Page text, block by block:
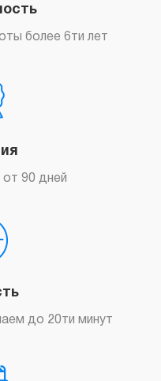
более 6ти лет
от 90 дней
до 20ти минут